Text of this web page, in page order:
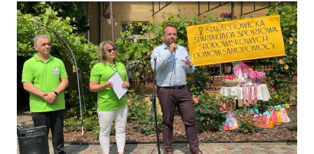
–
NOWE
POROZUMIENIE
Z
UNIWERSYTETEM
TRZECIEGO
WIEKU